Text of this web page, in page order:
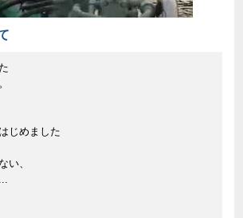
じめました
い、